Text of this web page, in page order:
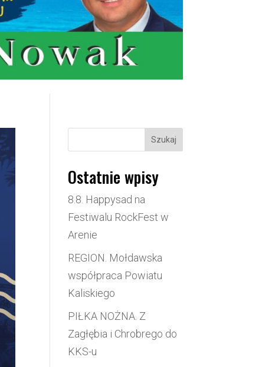
Szukaj
Ostatnie wpisy
8.8. Happysad na
Festiwalu RockFest w
Arenie
REGION. Mołdawska
współpraca Powiatu
Kaliskiego
PIŁKA NOŻNA. Z
Zagłębia i Chrobrego do
KKS-u